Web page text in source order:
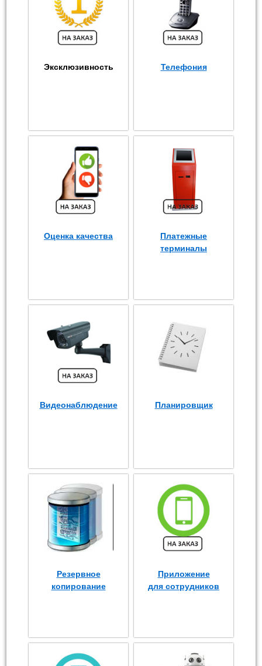
Эксклюзивность Телефония
Оценка качества
Платежные
терминалы
Видеонаблюдение Планировщик
Резервное
копирование
Приложение
для сотрудников